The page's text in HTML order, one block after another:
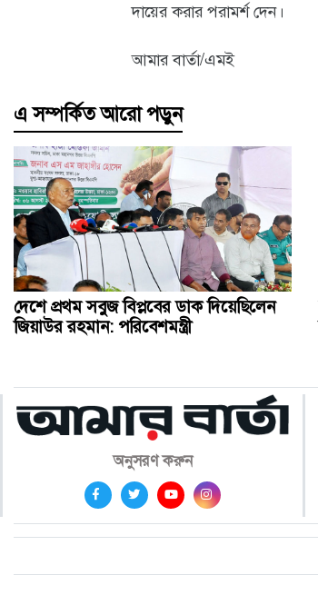
দায়ের করার পরামর্শ দেন।
আমার বার্তা/এমই
এ সম্পর্কিত আরো পড়ুন
দেশে প্রথম সবুজ বিপ্লবের ডাক দিয়েছিলেন
জিয়াউর রহমান: পরিবেশমন্ত্রী
অনুসরণ করুন